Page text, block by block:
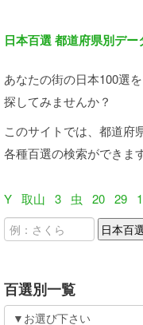
日本百選 都道府県別デー
あなたの街の日本100選を
探してみませんか？
このサイトでは、都道府
各種百選の検索ができます
Y 取山 3 虫 20 29
百選別一覧